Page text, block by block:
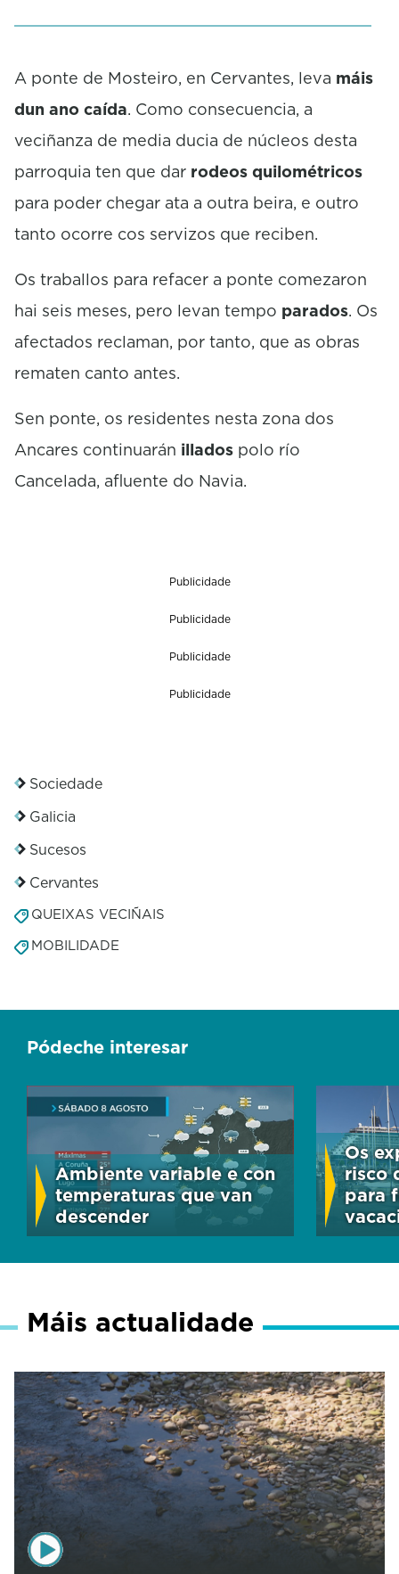
c
d
A ponte de Mosteiro, en Cervantes, leva máis
dun ano caída. Como consecuencia, a
veciñanza de media ducia de núcleos desta
parroquia ten que dar rodeos quilométricos
para poder chegar ata a outra beira, e outro
tanto ocorre cos servizos que reciben.
Os traballos para refacer a ponte comezaron
hai seis meses, pero levan tempo parados. Os
afectados reclaman, por tanto, que as obras
rematen canto antes.
Sen ponte, os residentes nesta zona dos
Ancares continuarán illados polo río
Cancelada, afluente do Navia.
Publicidade
Publicidade
Publicidade
Publicidade
Sociedade
Galicia
Sucesos
Cervantes
QUEIXAS VECIÑAIS
MOBILIDADE
Pódeche interesar
Ambiente variable e con
temperaturas que van
descender
Os
risco
para
Máis actualidade